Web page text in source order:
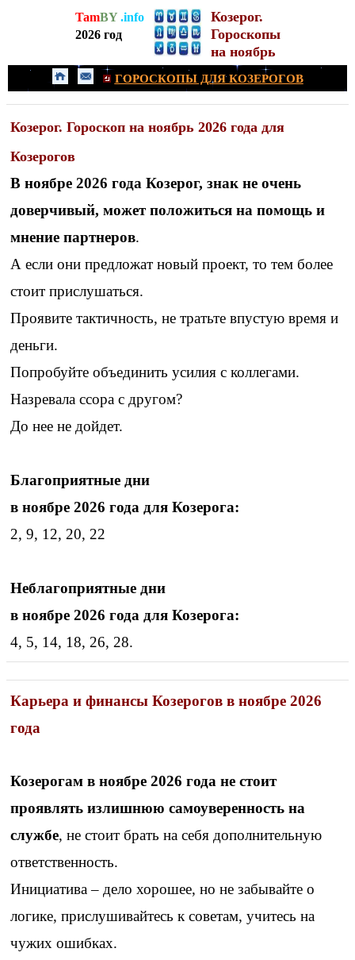
TamBY.info
2026 год
Козерог.
Гороскопы
на ноябрь
ГОРОСКОПЫ ДЛЯ КОЗЕРОГОВ
Козерог. Гороскоп на ноябрь 2026 года для
Козерогов
В ноябре 2026 года Козерог, знак не очень
доверчивый, может положиться на помощь и
мнение партнеров.
А если они предложат новый проект, то тем более
стоит прислушаться.
Проявите тактичность, не тратьте впустую время и
деньги.
Попробуйте объединить усилия с коллегами.
Назревала ссора с другом?
До нее не дойдет.
Благоприятные дни
в ноябре 2026 года для Козерога:
2, 9, 12, 20, 22
Неблагоприятные дни
в ноябре 2026 года для Козерога:
4, 5, 14, 18, 26, 28.
Карьера и финансы Козерогов в ноябре 2026
года
Козерогам в ноябре 2026 года не стоит
проявлять излишнюю самоуверенность на
службе, не стоит брать на себя дополнительную
ответственность.
Инициатива – дело хорошее, но не забывайте о
логике, прислушивайтесь к советам, учитесь на
чужих ошибках.